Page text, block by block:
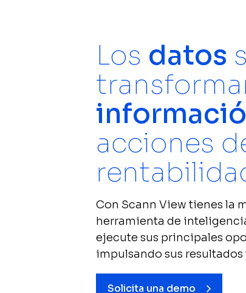
con la
Impulsa
una
Los datos
acciones
Con Scann View tienes la
herramienta de
ejecute sus principales
impulsando sus
Solicita una demo